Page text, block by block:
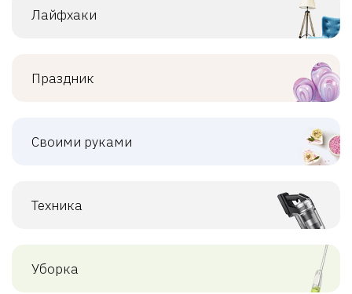
Лайфхаки
Праздник
Своими руками
Техника
Уборка